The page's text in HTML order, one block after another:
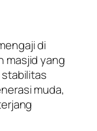
di
masjid yang
stabilitas
muda,